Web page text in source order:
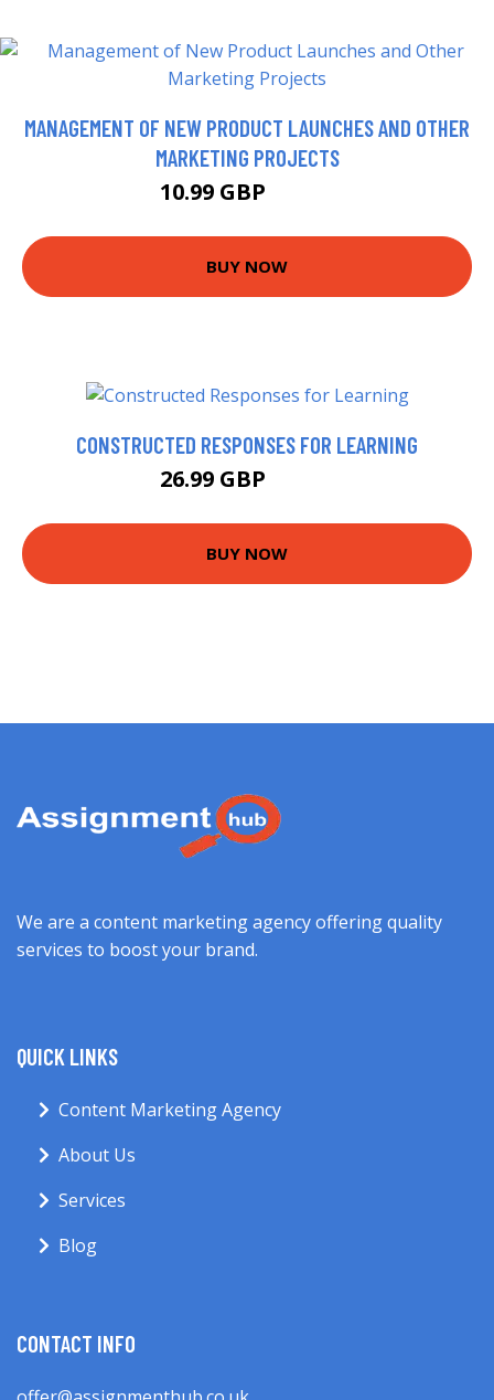
MANAGEMENT OF NEW PRODUCT LAUNCHES AND OTHER
MARKETING PROJECTS
10.99 GBP
BUY NOW
CONSTRUCTED RESPONSES FOR LEARNING
26.99 GBP
BUY NOW
We are a content marketing agency offering quality
services to boost your brand.
QUICK LINKS
Content Marketing Agency
About Us
Services
Blog
CONTACT INFO